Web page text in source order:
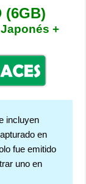
(6GB)
+
incluyen
en
fue emitido
uno en